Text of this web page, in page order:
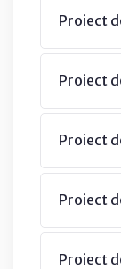
Proiect
Proiect
Proiect
Proiect
Proiect